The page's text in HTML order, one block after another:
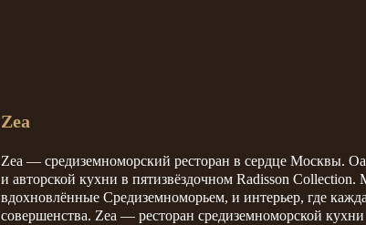
Zea
Zea — средиземноморский ресторан в сердце Москвы.
и авторской кухни в пятизвёздочном Radisson
вдохновлённые Средиземноморьем, и интерьер, где
совершенства. Zea — ресторан средиземноморской